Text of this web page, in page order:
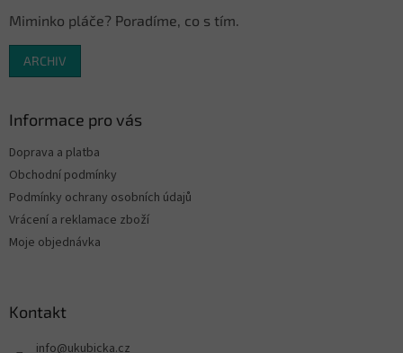
Miminko pláče? Poradíme, co s tím.
ARCHIV
Informace pro vás
Doprava a platba
Obchodní podmínky
Podmínky ochrany osobních údajů
Vrácení a reklamace zboží
Moje objednávka
Kontakt
info@ukubicka.cz